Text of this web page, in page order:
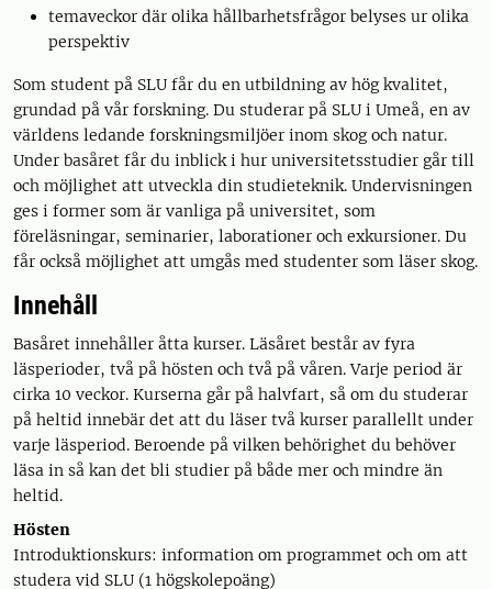
temaveckor där olika hållbarhetsfrågor belyses ur olika
perspektiv
Som student på SLU får du en utbildning av hög kvalitet,
grundad på vår forskning. Du studerar på SLU i Umeå, en av
världens ledande forskningsmiljöer inom skog och natur.
Under basåret får du inblick i hur universitetsstudier går till
och möjlighet att utveckla din studieteknik. Undervisningen
ges i former som är vanliga på universitet, som
föreläsningar, seminarier, laborationer och exkursioner. Du
får också möjlighet att umgås med studenter som läser skog.
Innehåll
Basåret innehåller åtta kurser. Läsåret består av fyra
läsperioder, två på hösten och två på våren. Varje period är
cirka 10 veckor. Kurserna går på halvfart, så om du studerar
på heltid innebär det att du läser två kurser parallellt under
varje läsperiod. Beroende på vilken behörighet du behöver
läsa in så kan det bli studier på både mer och mindre än
heltid.
Hösten
Introduktionskurs: information om programmet och om att
studera vid SLU (1 högskolepoäng)